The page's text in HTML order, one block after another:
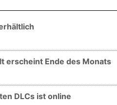
erscheint Ende des Monats
DLCs ist online